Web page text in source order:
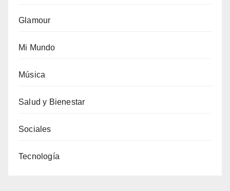
Glamour
Mi Mundo
Música
Salud y Bienestar
Sociales
Tecnología